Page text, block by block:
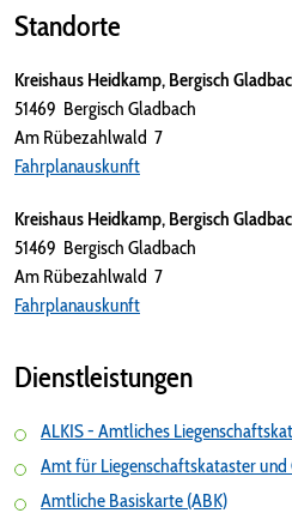
Standorte
Kreishaus Heidkamp, Bergisch
51469 Bergisch Gladbach
Am Rübezahlwald 7
Fahrplanauskunft
Kreishaus Heidkamp, Bergisch
51469 Bergisch Gladbach
Am Rübezahlwald 7
Fahrplanauskunft
Dienstleistungen
ALKIS - Amtliches
Amt für Liegenschaftskataster
Amtliche Basiskarte (ABK)